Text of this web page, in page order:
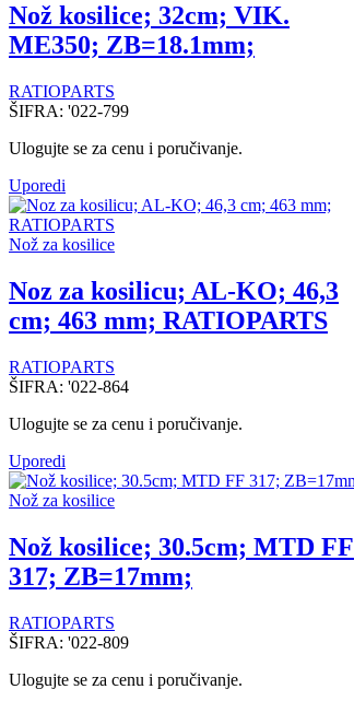
Nož kosilice; 32cm; VIK.
ME350; ZB=18.1mm;
RATIOPARTS
ŠIFRA: '022-799
Ulogujte se za cenu i poručivanje.
Uporedi
Nož za kosilice
Noz za kosilicu; AL-KO; 46,3
cm; 463 mm; RATIOPARTS
RATIOPARTS
ŠIFRA: '022-864
Ulogujte se za cenu i poručivanje.
Uporedi
Nož za kosilice
Nož kosilice; 30.5cm; MTD FF
317; ZB=17mm;
RATIOPARTS
ŠIFRA: '022-809
Ulogujte se za cenu i poručivanje.